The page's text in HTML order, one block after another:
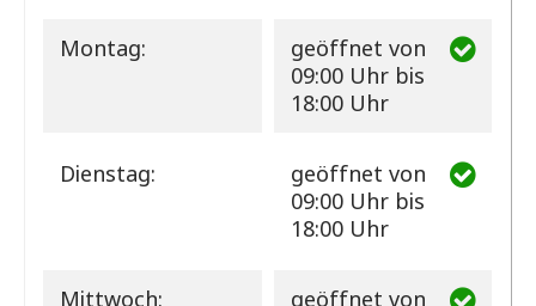
Montag: geöffnet von
09:00 Uhr bis
18:00 Uhr
Dienstag: geöffnet von
09:00 Uhr bis
18:00 Uhr
Mittwoch: geöffnet von